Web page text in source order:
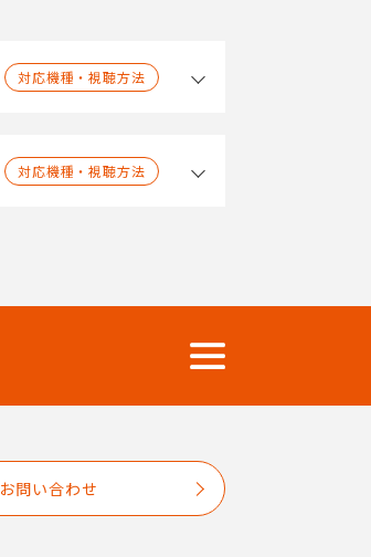
対応機種・視聴方法
対応機種・視聴方法
お問い合わせ